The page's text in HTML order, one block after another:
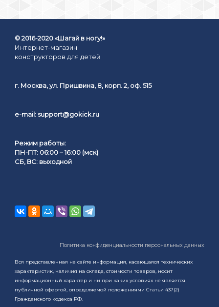
© 2016-2020 «Шагай в ногу!»
Интернет-магазин
конструкторов для детей
г. Москва, ул. Пришвина, 8, корп. 2, оф. 515
e-mail: support@gokick.ru
Режим работы:
ПН-ПТ: 06:00 – 16:00 (мск)
СБ, ВС: выходной
Политика конфиденциальности персональных данных
Вся представленная на сайте информация, касающаяся технических
характеристик, наличия на складе, стоимости товаров, носит
информационный характер и ни при каких условиях не является
публичной офертой, определяемой положениями Статьи 437(2)
Гражданского кодекса РФ.